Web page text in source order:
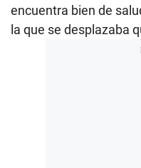
encuentra bien de
la que se desplazaba